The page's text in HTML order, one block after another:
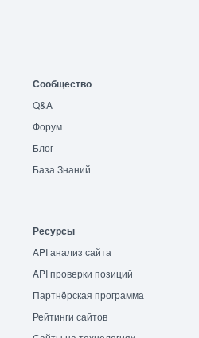
Сообщество
Q&A
Форум
Блог
База Знаний
Ресурсы
API анализ сайта
API проверки позиций
Партнёрская программа
Рейтинги сайтов